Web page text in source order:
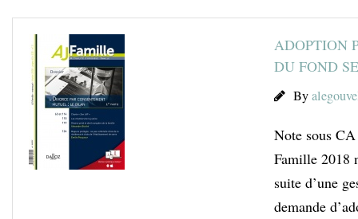
ADOPTION
DU FOND
By
Note sous
Famille 2018
suite d’une
demande